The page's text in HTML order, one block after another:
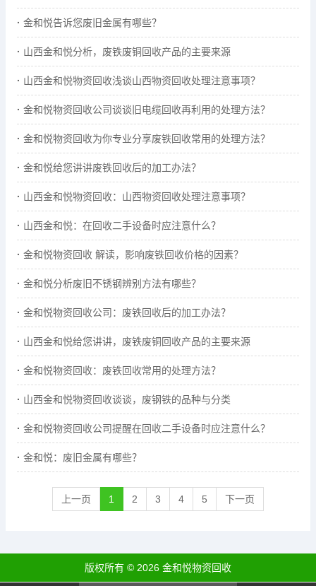
金和悦告诉您废旧金属有哪些？
山西金和悦分析，废铁废铜回收产品的主要来源
山西金和悦物资回收浅谈山西物资回收处理注意事项？
金和悦物资回收公司谈谈旧电缆回收再利用的处理方法？
金和悦物资回收为你专业分享废铁回收常用的处理方法？
金和悦给您讲讲废铁回收后的加工办法？
山西金和悦物资回收：山西物资回收处理注意事项？
山西金和悦：在回收二手设备时应注意什么？
金和悦物资回收 解读，影响废铁回收价格的因素？
金和悦分析废旧不锈钢辨别方法有哪些？
金和悦物资回收公司：废铁回收后的加工办法？
山西金和悦给您讲讲，废铁废铜回收产品的主要来源
金和悦物资回收：废铁回收常用的处理方法？
山西金和悦物资回收谈谈，废钢铁的品种与分类
金和悦物资回收公司提醒在回收二手设备时应注意什么？
金和悦：废旧金属有哪些？
上一页 1 2 3 4 5 下一页
版权所有 © 2026 金和悦物资回收